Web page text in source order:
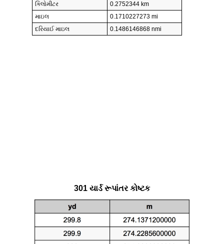
કિલોમીટર
0.2752344 km
માઇલ
0.1710227273 mi
દરિયાઈ માઇલ
0.1486146868 nmi
301 યાર્ડ રૂપાંતર કોષ્ટક